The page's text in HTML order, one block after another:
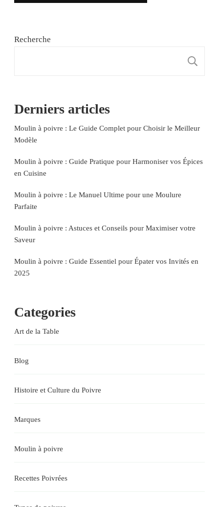
Recherche
Derniers articles
Moulin à poivre : Le Guide Complet pour Choisir le Meilleur
Modèle
Moulin à poivre : Guide Pratique pour Harmoniser vos Épices
en Cuisine
Moulin à poivre : Le Manuel Ultime pour une Moulure
Parfaite
Moulin à poivre : Astuces et Conseils pour Maximiser votre
Saveur
Moulin à poivre : Guide Essentiel pour Épater vos Invités en
2025
Categories
Art de la Table
Blog
Histoire et Culture du Poivre
Marques
Moulin à poivre
Recettes Poivrées